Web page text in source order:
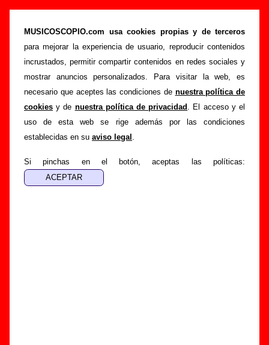
MUSICOSCOPIO.com usa cookies propias y de terceros
para mejorar la experiencia de usuario, reproducir contenidos
incrustados, permitir compartir contenidos en redes sociales y
mostrar anuncios personalizados. Para visitar la web, es
necesario que aceptes las condiciones de nuestra política de
cookies y de nuestra política de privacidad . El acceso y el
uso de esta web se rige además por las condiciones
establecidas en su aviso legal .
Si pinchas en el botón, aceptas las políticas:
Grupos de la provincia de Valencia (por orden
alfabético)
Portada >Grupos >Provincia de Valencia
En esta página tienes unalista ordenada alfabéticamente
con los nombres de los grupos españoles incluidos en
Musicoscopioque proceden de la provincia de Valencia
tanto bandas con varios componentes comos proyectos de
tipo más personal con un único miembro fijo.